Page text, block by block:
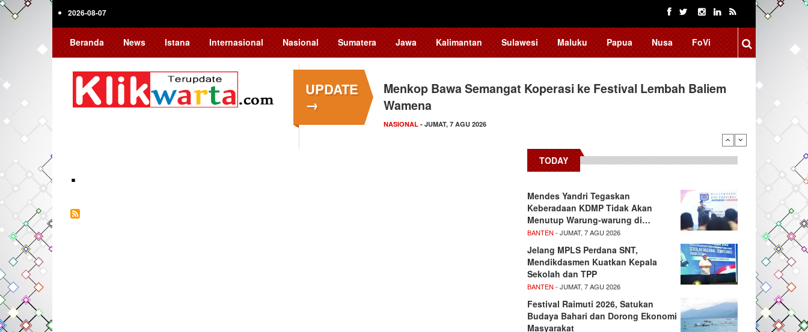
Skip
2026-08-07
Beranda News Istana Internasional Nasional Sumatera Jawa Kalimantan Sulawesi Maluku Papua Nusa FoVi
UPDATE
→
Menkop Bawa Semangat Koperasi ke Festival Lembah Baliem
Wamena
NASIONAL - JUMAT, 7 AGU 2026
. TODAY
Mendes Yandri Tegaskan
Keberadaan KDMP Tidak Akan
Menutup Warung-warung di…
BANTEN - JUMAT, 7 AGU 2026
Jelang MPLS Perdana SNT,
Mendikdasmen Kuatkan Kepala
Sekolah dan TPP
BANTEN - JUMAT, 7 AGU 2026
Festival Raimuti 2026, Satukan
Budaya Bahari dan Dorong Ekonomi
Masyarakat